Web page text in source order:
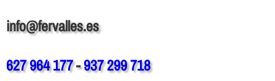
info@fervalles.es
627 964 177-937 299 718